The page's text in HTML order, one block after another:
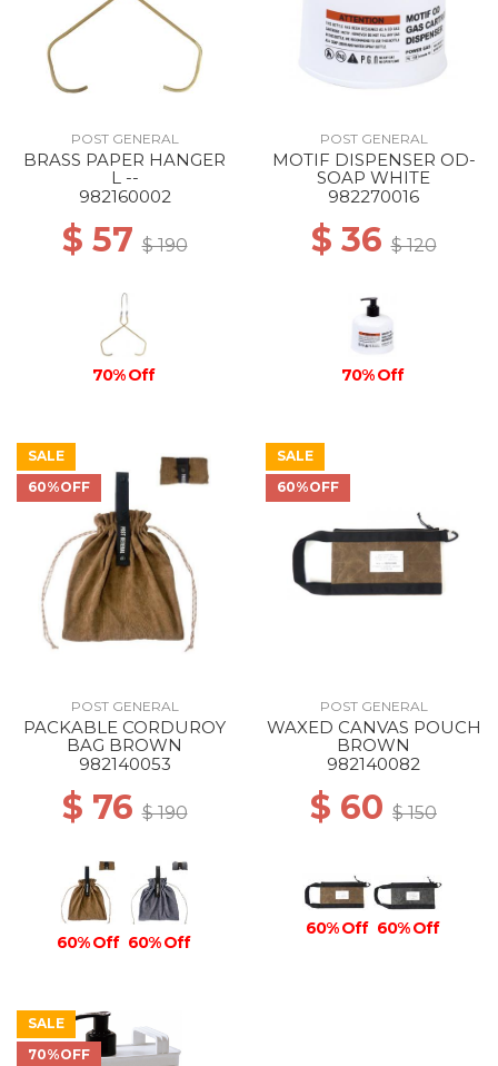
POST GENERAL
BRASS PAPER HANGER
L --
982160002
$ 57$ 190
70% Off
POST GENERAL
MOTIF DISPENSER OD-
SOAP WHITE
982270016
$ 36$ 120
70% Off
SALE
60%OFF
POST GENERAL
PACKABLE CORDUROY
BAG BROWN
982140053
$ 76$ 190
60% Off 60% Off
SALE
60%OFF
POST GENERAL
WAXED CANVAS POUCH
BROWN
982140082
$ 60 $ 150
60% Off 60% Off
SALE
70%OFF